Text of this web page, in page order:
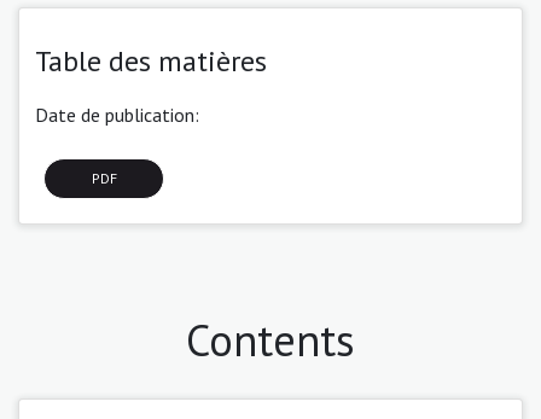
Table des matières
Date de publication:
PDF
Contents